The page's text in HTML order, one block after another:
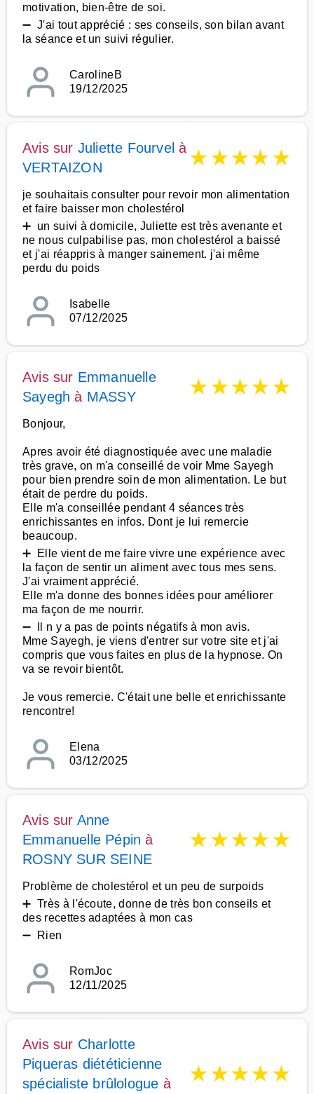
motivation, bien-être de soi.
➖ J'ai tout apprécié : ses conseils, son bilan avant
la séance et un suivi régulier.
CarolineB
19/12/2025
Avis sur Juliette Fourvel à
VERTAIZON
★★★★★
je souhaitais consulter pour revoir mon alimentation
et faire baisser mon cholestérol
➕ un suivi à domicile, Juliette est très avenante et
ne nous culpabilise pas, mon cholestérol a baissé
et j'ai réappris à manger sainement. j'ai même
perdu du poids
Isabelle
07/12/2025
Avis sur Emmanuelle
Sayegh à MASSY ★★★★★
Bonjour,
Apres avoir été diagnostiquée avec une maladie
très grave, on m'a conseillé de voir Mme Sayegh
pour bien prendre soin de mon alimentation. Le but
était de perdre du poids.
Elle m'a conseillée pendant 4 séances très
enrichissantes en infos. Dont je lui remercie
beaucoup.
➕ Elle vient de me faire vivre une expérience avec
la façon de sentir un aliment avec tous mes sens.
J'ai vraiment apprécié.
Elle m'a donne des bonnes idées pour améliorer
ma façon de me nourrir.
➖ Il n y a pas de points négatifs à mon avis.
Mme Sayegh, je viens d'entrer sur votre site et j'ai
compris que vous faites en plus de la hypnose. On
va se revoir bientôt.
Je vous remercie. C'était une belle et enrichissante
rencontre!
Elena
03/12/2025
Avis sur Anne
Emmanuelle Pépin à
ROSNY SUR SEINE
★★★★★
Problème de cholestérol et un peu de surpoids
➕ Très à l'écoute, donne de très bon conseils et
des recettes adaptées à mon cas
➖ Rien
RomJoc
12/11/2025
Avis sur Charlotte
Piqueras diététicienne
spécialiste brûlologue à ★★★★★